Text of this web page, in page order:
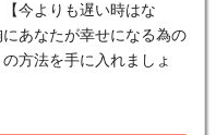
今よりも遅い時はな
あなたが幸せになる為の
の方法を手に入れましょ